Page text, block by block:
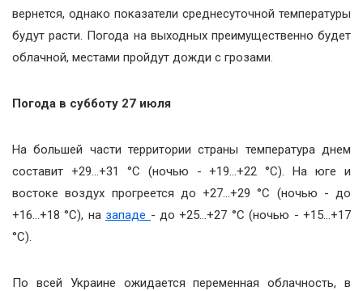
вернется, однако показатели среднесуточной температуры
будут расти. Погода на выходных преимущественно будет
облачной, местами пройдут дожди с грозами.
Погода в субботу 27 июля
На большей части территории страны температура днем
составит +29…+31 °С (ночью - +19…+22 °С). На юге и
востоке воздух прогреется до +27…+29 °С (ночью - до
+16…+18 °С), на западе - до +25…+27 °С (ночью - +15…+17
°С).
По всей Украине ожидается переменная облачность, в